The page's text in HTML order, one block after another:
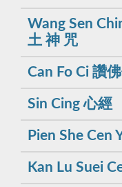
Wang Sen
土 神 咒
Can Fo Ci 讚
Sin Cing 心經
Pien She Cen
Kan Lu Suei